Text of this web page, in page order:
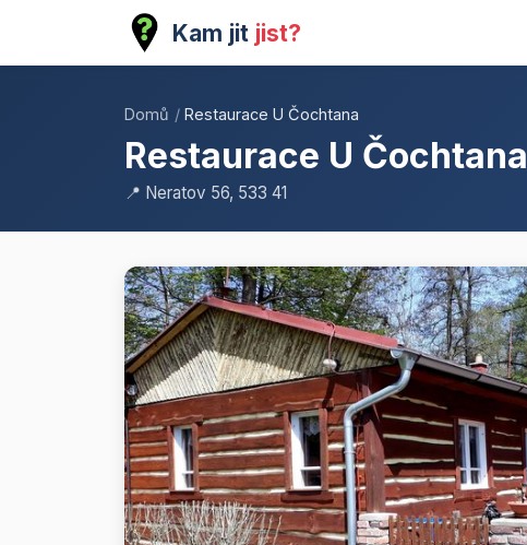
Kam jit jist?
Domů / Restaurace U Čochtana
Restaurace U Čochtana
📍 Neratov 56, 533 41